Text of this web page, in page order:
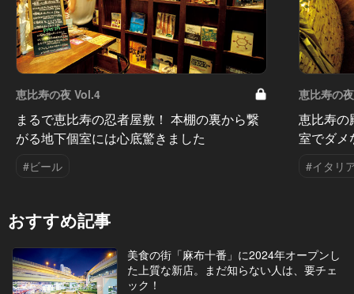
恵比寿の夜 Vol.4
まるで恵比寿の忍者屋敷！ 本棚の裏から繋
がる地下個室には心底驚きました
#ビール
恵比寿の
恵比寿の
室でダメ
#イタリ
おすすめ記事
美食の街「麻布十番」に2024年オープンし
た上質な新店。まだ知らない人は、要チェ
ック！